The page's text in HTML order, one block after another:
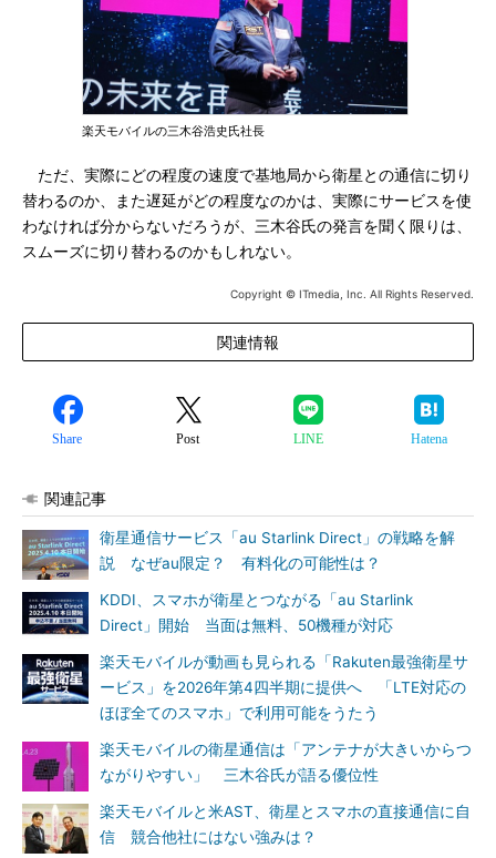
楽天モバイルの三木谷浩史氏社長
ただ、実際にどの程度の速度で基地局から衛星との通信に切り
替わるのか、また遅延がどの程度なのかは、実際にサービスを使
わなければ分からないだろうが、三木谷氏の発言を聞く限りは、
スムーズに切り替わるのかもしれない。
Copyright © ITmedia, Inc. All Rights Reserved.
関連情報
Share Post LINE Hatena
関連記事
衛星通信サービス「au Starlink Direct」の戦略を解
説 なぜau限定？ 有料化の可能性は？
KDDI、スマホが衛星とつながる「au Starlink
Direct」開始 当面は無料、50機種が対応
楽天モバイルが動画も見られる「Rakuten最強衛星サ
ービス」を2026年第4四半期に提供へ 「LTE対応の
ほぼ全てのスマホ」で利用可能をうたう
楽天モバイルの衛星通信は「アンテナが大きいからつ
ながりやすい」 三木谷氏が語る優位性
楽天モバイルと米AST、衛星とスマホの直接通信に自
信 競合他社にはない強みは？